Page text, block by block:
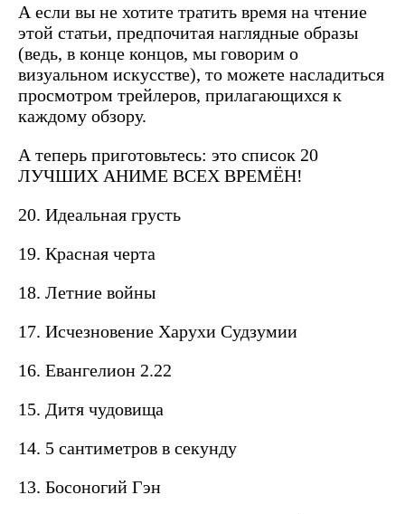
А если вы не хотите тратить время на чтение
этой статьи, предпочитая наглядные образы
(ведь, в конце концов, мы говорим о
визуальном искусстве), то можете насладиться
просмотром трейлеров, прилагающихся к
каждому обзору.
А теперь приготовьтесь: это список 20
ЛУЧШИХ АНИМЕ ВСЕХ ВРЕМЁН!
20. Идеальная грусть
19. Красная черта
18. Летние войны
17. Исчезновение Харухи Судзумии
16. Евангелион 2.22
15. Дитя чудовища
14. 5 сантиметров в секунду
13. Босоногий Гэн